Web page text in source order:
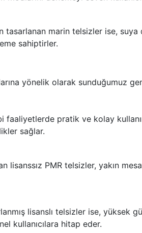
marin telsizler ise, suya
sahiptirler.
yönelik olarak sunduğumuz
faaliyetlerde pratik ve kolay
sağlar.
lisanssız PMR telsizler, yakın
lisanslı telsizler ise, yüksek
kullanıcılara hitap eder.